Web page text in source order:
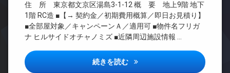
住 所 東京都文京区湯島3-1-12 概 要 地上9階 地下
1階 RC造 ■【→ 契約金／初期費用概算／即日お見積り】
■全部屋対象／キャンペーンＡ／適用可 ■物件名フリガ
ナ ヒルサイドオチャノミズ ■近隣周辺施設情報 …
続きを読む ヒルサイド御茶ノ水詳しい情報
ラン
ンシ
ョン